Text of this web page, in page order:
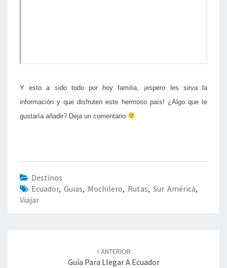
Y esto a sido todo por hoy familia, ¡espero les sirva la
información y que disfruten este hermoso país! ¿Algo que te
gustaría añadir? Deja un comentario
Destinos
Ecuador, Guias, Mochilero, Rutas, Sur América,
Viajar
ANTERIOR
Guía Para Llegar A Ecuador